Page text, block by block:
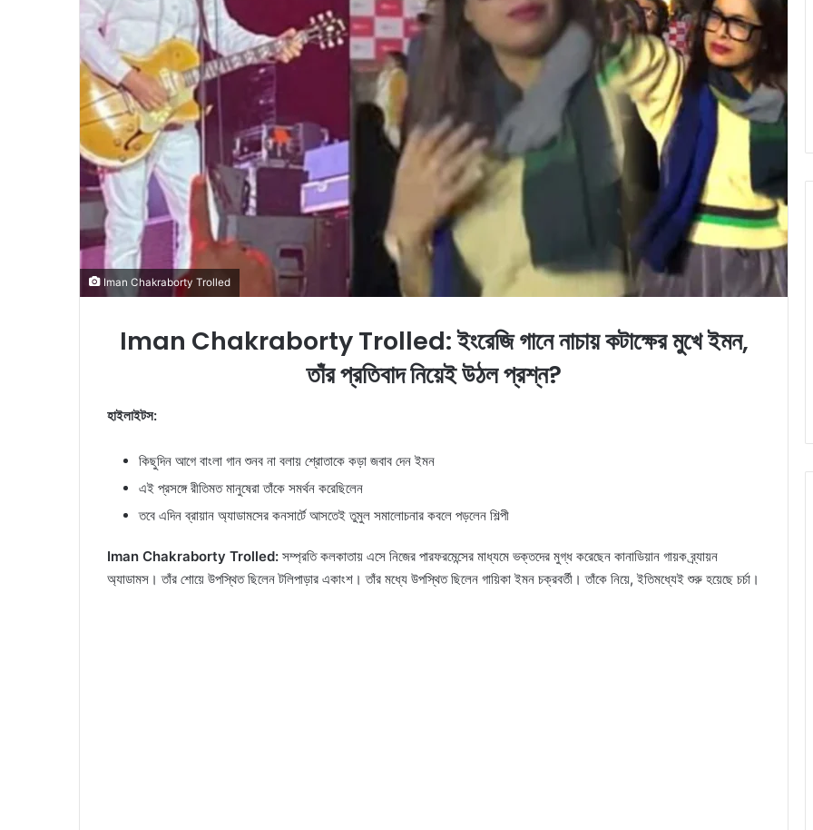
a
l
Iman Chakraborty Trolled
Iman Chakraborty Trolled: ইংরেজি গানে নাচায় কটাক্ষের মুখে ইমন,
তাঁর প্রতিবাদ নিয়েই উঠল প্রশ্ন?
হাইলাইটস:
কিছুদিন আগে বাংলা গান শুনব না বলায় শ্রোতাকে কড়া জবাব দেন ইমন
এই প্রসঙ্গে রীতিমত মানুষেরা তাঁকে সমর্থন করেছিলেন
তবে এদিন ব্রায়ান অ্যাডামসের কনসার্টে আসতেই তুমুল সমালোচনার কবলে পড়লেন শিল্পী
Iman Chakraborty Trolled: সম্প্রতি কলকাতায় এসে নিজের পারফরমেন্সের মাধ্যমে ভক্তদের মুগ্ধ করেছেন কানাডিয়ান গায়ক ব্র্যায়ন
অ্যাডামস। তাঁর শোয়ে উপস্থিত ছিলেন টলিপাড়ার একাংশ। তাঁর মধ্যে উপস্থিত ছিলেন গায়িকা ইমন চক্রবর্তী। তাঁকে নিয়ে, ইতিমধ্যেই শুরু হয়েছে চর্চা।